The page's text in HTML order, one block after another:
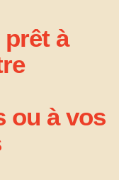
à
ou à vos